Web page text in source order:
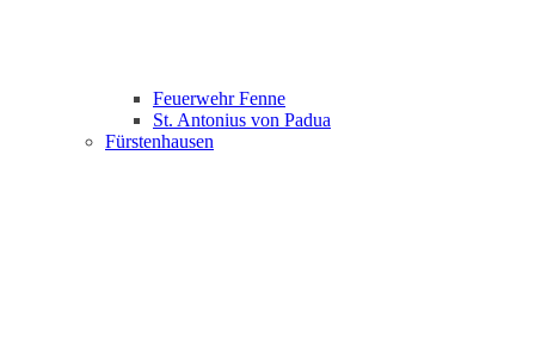
Feuerwehr Fenne
St. Antonius von Padua
Fürstenhausen